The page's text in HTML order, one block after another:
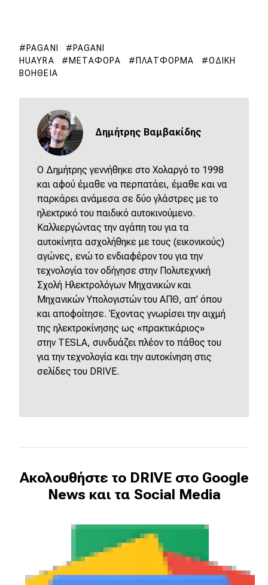
PAGANI
PAGANI
HUAYRA
ΜΕΤΑΦΟΡΆ ΠΛΑΤΦΌΡΜΑ
ΟΔΙΚΉ
ΒΟΉΘΕΙΑ
Δημήτρης Βαμβακίδης
Ο Δημήτρης γεννήθηκε στο Χολαργό το 1998
και αφού έμαθε να περπατάει, έμαθε και να
παρκάρει ανάμεσα σε δύο γλάστρες με το
ηλεκτρικό του παιδικό αυτοκινούμενο.
Καλλιεργώντας την αγάπη του για τα
αυτοκίνητα ασχολήθηκε με τους (εικονικούς)
αγώνες, ενώ το ενδιαφέρον του για την
τεχνολογία τον οδήγησε στην Πολυτεχνική
Σχολή Ηλεκτρολόγων Μηχανικών και
Μηχανικών Υπολογιστών του ΑΠΘ, απ' όπου
και αποφοίτησε. Έχοντας γνωρίσει την αιχμή
της ηλεκτροκίνησης ως «πρακτικάριος»
στην TESLA, συνδυάζει πλέον το πάθος του
για την τεχνολογία και την αυτοκίνηση στις
σελίδες του DRIVE.
Ακολουθήστε το DRIVE στο Google
News και τα Social Media